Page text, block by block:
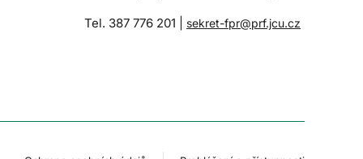
Tel. 387 776 201 | sekret-fpr@prf.jcu.cz